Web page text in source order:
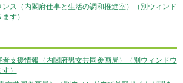
ス（内閣府仕事と生活の調和推進室）（別ウィンド
す）
支援情報（内閣府男女共同参画局）（別ウィンドウ
）